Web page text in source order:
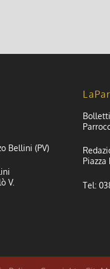
Bellini (PV)
V.
Piazza
Tel: